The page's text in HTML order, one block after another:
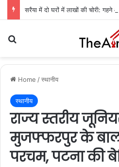
सरैया में दो घरों में लाखों की चोरी: गहने
Home /स्थानीय
स्थानीय
राज्य स्तरीय
मुजफ्फरपुर के
परचम, पटना की